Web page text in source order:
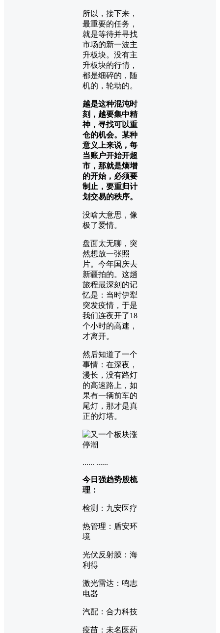
所以，接下来，
最重要的任务，
就是等待并寻找
市场的新一波主
升板块。没有主
升板块的行情，
都是细碎的，随
机的，轮动的。
越是这种混沌时
刻，越要集中精
神，寻找可以重
仓的机会。某种
意义上来说，每
当账户开始开超
市，那就是熵增
的开始，必须要
制止，要重归计
划交易的秩序。
没啥大意思，像
极了爱情。
盘面太无聊，突
然想放一张照
片。今年国庆去
新疆拍的。这趟
旅程最深刻的记
忆是：当时伊犁
突发疫情，于是
我们连夜开了18
个小时的高速，
才离开。
然后知道了一个
事情：在深夜，
漫长，没有路灯
的高速路上，如
果有一辆前车的
尾灯，那才是真
正的灯塔。
...... ......
今日强趋势股梳
理：
检测：九安医疗
热管理：盾安环
境
光伏反射膜：海
利得
激光雷达：鸣志
电器
汽配：合力科技
疫苗：未名医药